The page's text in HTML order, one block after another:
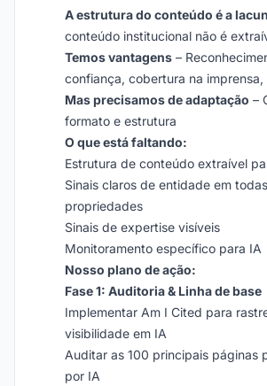
A estrutura do conteúdo é a
conteúdo institucional não é
Temos vantagens –
confiança, cobertura na imprensa,
Mas precisamos de adaptação –
formato e estrutura
O que está faltando:
Estrutura de conteúdo extraível
Sinais claros de entidade em
propriedades
Sinais de expertise visíveis
Monitoramento específico para IA
Nosso plano de ação:
Fase 1: Auditoria & Linha de base
Implementar Am I Cited para
visibilidade em IA
Auditar as 100 principais páginas
por IA